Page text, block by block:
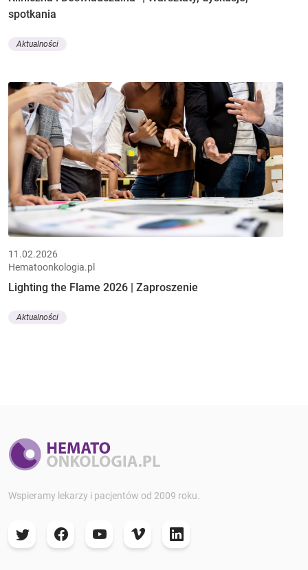
spotkania
Aktualności
11.02.2026
Hematoonkologia.pl
Lighting the Flame 2026 | Zaproszenie
Aktualności
Wspieramy lekarzy i pacjentów od 2009 roku.